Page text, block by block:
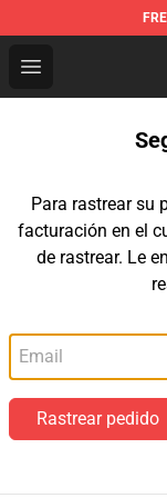
Open menu
Steven He
Para rastrear su
facturación en el
de rastrear. Le
Rastrear pedido